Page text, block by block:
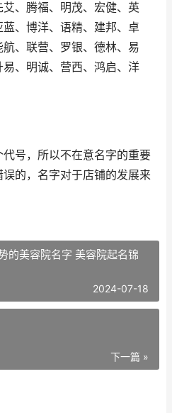
、腾福、明茂、宏健、英
、博洋、语精、建邦、卓
、联营、罗银、德林、易
、明诚、营西、鸿启、洋
号，所以不在意名字的重要
的，名字对于店铺的发展来
的美容院名字 美容院起名锦
2024-07-18
下一篇 »